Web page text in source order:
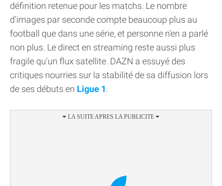
définition retenue pour les matchs. Le nombre
d'images par seconde compte beaucoup plus au
football que dans une série, et personne n'en a parlé
non plus. Le direct en streaming reste aussi plus
fragile qu'un flux satellite. DAZN a essuyé des
critiques nourries sur la stabilité de sa diffusion lors
de ses débuts en Ligue 1.